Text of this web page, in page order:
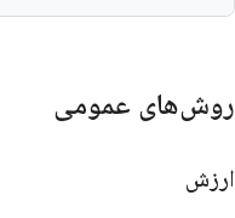
روش‌های عمومی
ارزش